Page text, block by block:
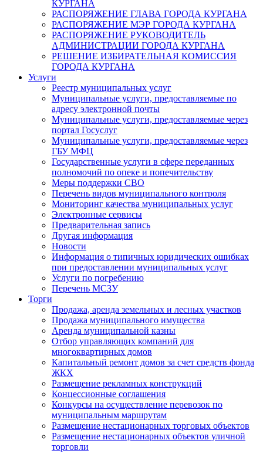
КУРГАНА
РАСПОРЯЖЕНИЕ ГЛАВА ГОРОДА КУРГАНА
РАСПОРЯЖЕНИЕ МЭР ГОРОДА КУРГАНА
РАСПОРЯЖЕНИЕ РУКОВОДИТЕЛЬ
АДМИНИСТРАЦИИ ГОРОДА КУРГАНА
РЕШЕНИЕ ИЗБИРАТЕЛЬНАЯ КОМИССИЯ
ГОРОДА КУРГАНА
Услуги
Реестр муниципальных услуг
Муниципальные услуги, предоставляемые по
адресу электронной почты
Муниципальные услуги, предоставляемые через
портал Госуслуг
Муниципальные услуги, предоставляемые через
ГБУ МФЦ
Государственные услуги в сфере переданных
полномочий по опеке и попечительству
Меры поддержки СВО
Перечень видов муниципального контроля
Мониторинг качества муниципальных услуг
Электронные сервисы
Предварительная запись
Другая информация
Новости
Информация о типичных юридических ошибках
при предоставлении муниципальных услуг
Услуги по погребению
Перечень МСЗУ
Торги
Продажа, аренда земельных и лесных участков
Продажа муниципального имущества
Аренда муниципальной казны
Отбор управляющих компаний для
многоквартирных домов
Капитальный ремонт домов за счет средств фонда
ЖКХ
Размещение рекламных конструкций
Концессионные соглашения
Конкурсы на осуществление перевозок по
муниципальным маршрутам
Размещение нестационарных торговых объектов
Размещение нестационарных объектов уличной
торговли